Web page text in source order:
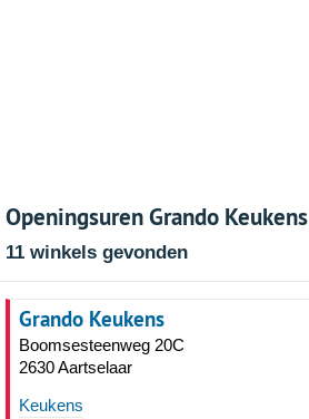
Openingsuren Grando Keukens
11 winkels gevonden
Grando Keukens
Boomsesteenweg 20C
2630 Aartselaar
Keukens